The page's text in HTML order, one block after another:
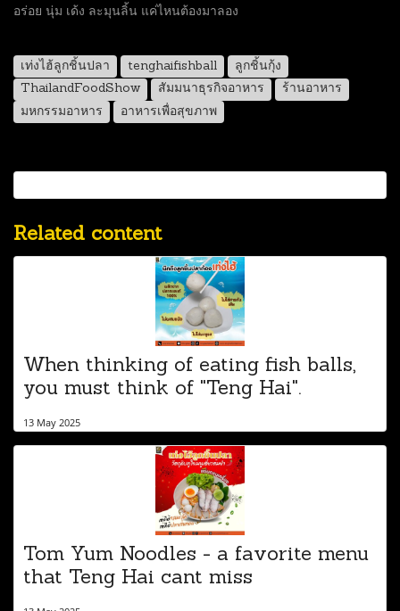
อร่อย นุ่ม เด้ง ละมุนลิ้น แค่ไหนต้องมาลอง
เท่งไฮ้ลูกชิ้นปลา tenghaifishball
ลูกชิ้นกุ้ง
ThailandFoodShow
สัมมนาธุรกิจอาหาร
ร้านอาหาร
มหกรรมอาหาร
อาหารเพื่อสุขภาพ
Related content
When thinking of eating fish balls,
you must think of "Teng Hai".
13 May 2025
Tom Yum Noodles - a favorite menu
that Teng Hai cant miss